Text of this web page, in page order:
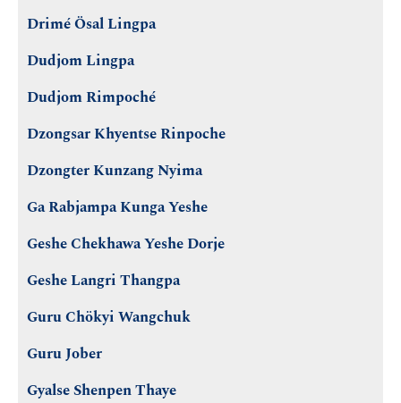
Drimé Ösal Lingpa
Dudjom Lingpa
Dudjom Rimpoché
Dzongsar Khyentse Rinpoche
Dzongter Kunzang Nyima
Ga Rabjampa Kunga Yeshe
Geshe Chekhawa Yeshe Dorje
Geshe Langri Thangpa
Guru Chökyi Wangchuk
Guru Jober
Gyalse Shenpen Thaye